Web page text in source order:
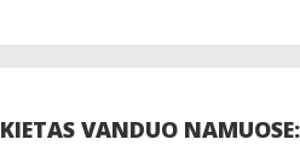
KIETAS VANDUO